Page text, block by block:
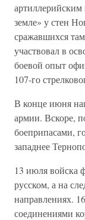
земле» у стен
сражавших­ся
участвовал в
боевой опыт
107-го
В конце июня
армии. Вскоре,
боеприпасами,
западнее
13 июля войска
русском, а на
направлениях.
соединениями